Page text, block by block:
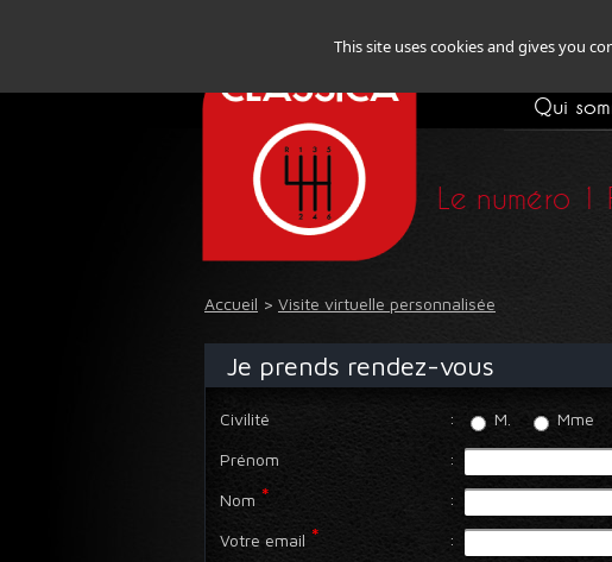
This site uses cookies and gives you
Qui
Le numéro
Accueil > Visite virtuelle personnalisée
Je prends rendez-vous
Civilité : M. Mme
Prénom
:
Nom *
:
Votre email *
: